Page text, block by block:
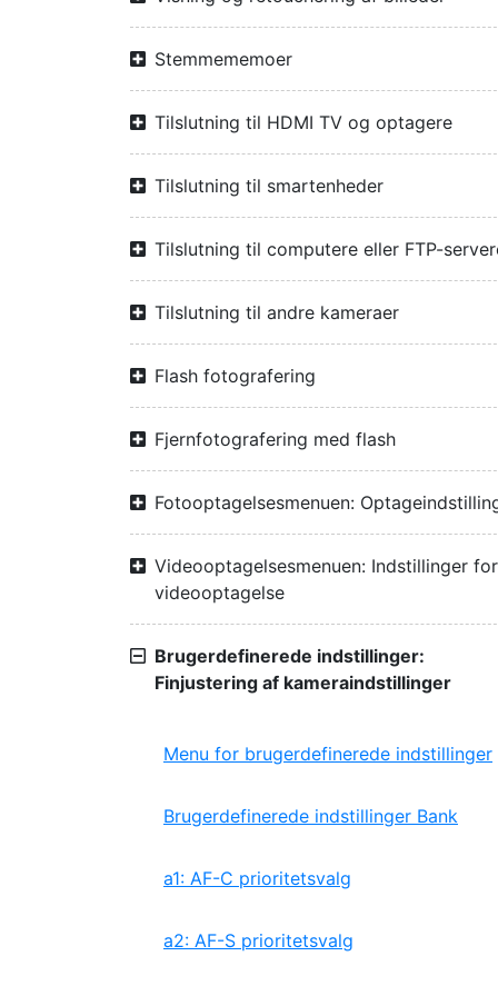
Stemmememoer
Tilslutning til HDMI TV og optagere
Tilslutning til smartenheder
Tilslutning til computere eller FTP-
Tilslutning til andre kameraer
Flash fotografering
Fjernfotografering med flash
Fotooptagelsesmenuen:
Videooptagelsesmenuen: Indstillinger for
videooptagelse
Brugerdefinerede indstillinger:
Finjustering af kameraindstillinger
Menu for brugerdefinerede indstillinger
Brugerdefinerede indstillinger Bank
a1: AF-C prioritetsvalg
a2: AF-S prioritetsvalg